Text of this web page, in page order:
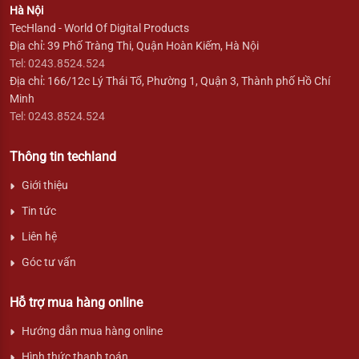
Hà Nội
TecHland - World Of Digital Products
Địa chỉ: 39 Phố Tràng Thi, Quận Hoàn Kiếm, Hà Nội
Tel: 0243.8524.524
Địa chỉ: 166/12c Lý Thái Tổ, Phường 1, Quận 3, Thành phố Hồ Chí
Minh
Tel: 0243.8524.524
Thông tin techland
Giới thiệu
Tin tức
Liên hệ
Góc tư vấn
Hỗ trợ mua hàng online
Hướng dẫn mua hàng online